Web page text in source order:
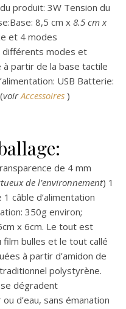
produit: 3W Tension du
8,5 cm x 8.5 cm x
et 4 modes
différents modes et
à partir de la base tactile
USB Batterie:
voirAccessoires )
de 4 mm
de l’environnement) 1
câble d’alimentation
350g environ;
x 6cm. Le tout est
film bulles et le tout callé
à partir d’amidon de
polystyrène.
dégradent
d’eau, sans émanation